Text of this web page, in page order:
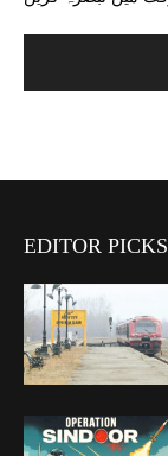
EDITOR PICKS